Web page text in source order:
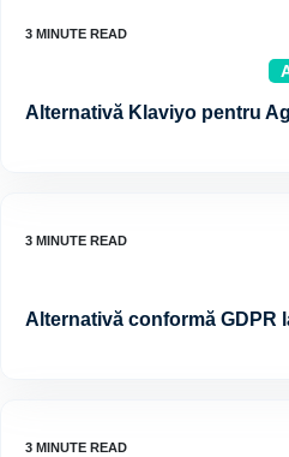
Alternativă Klaviyo pentru
Alternativă conformă GDPR